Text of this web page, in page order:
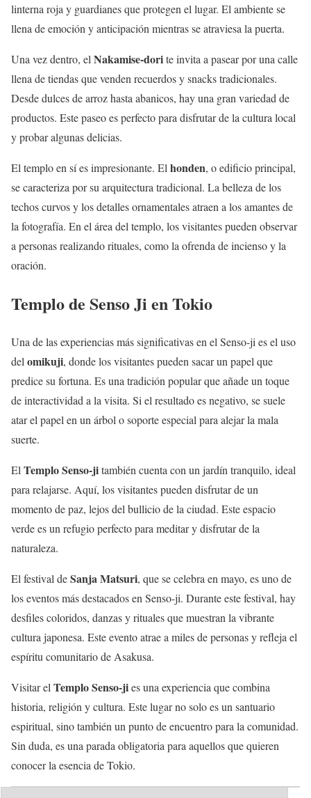
linterna roja y guardianes que protegen el lugar. El ambiente se
llena de emoción y anticipación mientras se atraviesa la puerta.
Una vez dentro, el Nakamise-dorite invita a pasear por una calle
llena de tiendas que venden recuerdos y snacks tradicionales.
Desde dulces de arroz hasta abanicos, hay una gran variedad de
productos. Este paseo es perfecto para disfrutar de la cultura local
y probar algunas delicias.
El templo en sí es impresionante. El honden, o edificio principal,
se caracteriza por su arquitectura tradicional. La belleza de los
techos curvos y los detalles ornamentales atraen a los amantes de
la fotografía. En el área del templo, los visitantes pueden observar
a personas realizando rituales, como la ofrenda de incienso y la
oración.
Templo de Senso Ji en Tokio
Una de las experiencias más significativas en el Senso-ji es el uso
del omikuji, donde los visitantes pueden sacar un papel que
predice su fortuna. Es una tradición popular que añade un toque
de interactividad a la visita. Si el resultado es negativo, se suele
atar el papel en un árbol o soporte especial para alejar la mala
suerte.
El Templo Senso-jitambién cuenta con un jardín tranquilo, ideal
para relajarse. Aquí, los visitantes pueden disfrutar de un
momento de paz, lejos del bullicio de la ciudad. Este espacio
verde es un refugio perfecto para meditar y disfrutar de la
naturaleza.
El festival deSanja Matsuri, que se celebra en mayo, es uno de
los eventos más destacados en Senso-ji. Durante este festival, hay
desfiles coloridos, danzas y rituales que muestran la vibrante
cultura japonesa. Este evento atrae a miles de personas y refleja el
espíritu comunitario de Asakusa.
Visitar el Templo Senso-jies una experiencia que combina
historia, religión y cultura. Este lugar no solo es un santuario
espiritual, sino también un punto de encuentro para la comunidad.
Sin duda, es una parada obligatoria para aquellos que quieren
conocer la esencia de Tokio.